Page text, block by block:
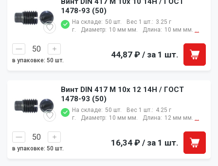
1478-93 (50)
На складе: 50 шт. Вес 1 шт.: 3.25 г
г.
Диаметр: 10 мм мм. Длина: 10 мм мм. ...
в упаковке: 50 шт.
44,87 ₽ / за 1 шт.
Винт DIN 417 M 10x 12 14H / ГОСТ
1478-93 (50)
На складе: 50 шт. Вес 1 шт.: 4.25 г
г.
Диаметр: 10 мм мм. Длина: 12 мм мм. ...
в упаковке: 50 шт.
16,34 ₽ / за 1 шт.